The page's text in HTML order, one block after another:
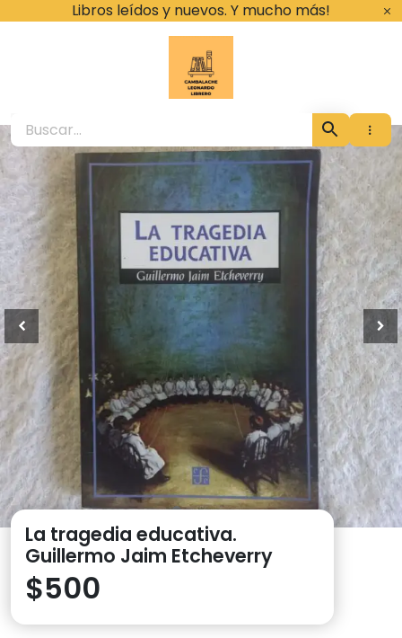
Libros leídos y nuevos. Y mucho más!
Cambalache
La tragedia educativa.
Guillermo Jaim Etcheverry
$500